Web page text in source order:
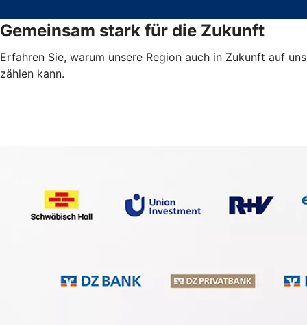
Gemeinsam stark für die Zukunft
Erfahren Sie, warum unsere Region auch in Zukunft auf uns
zählen kann.